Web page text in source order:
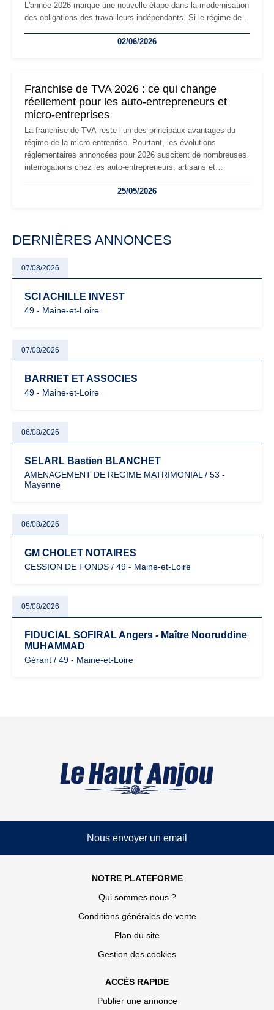
L'année 2026 marque une nouvelle étape dans la modernisation
des obligations des travailleurs indépendants. Si le régime de
les auto-entrepreneurs devront s'adapter à un environnement
02/06/2026
Franchise de TVA 2026 : ce qui change
réellement pour les auto-entrepreneurs et
micro-entreprises
La franchise de TVA reste l’un des principaux avantages du
régime de la micro-entreprise. Pourtant, les évolutions
réglementaires annoncées pour 2026 suscitent de nombreuses
interrogations chez les auto-entrepreneurs, artisans et
facturation ou risque de bascule vers la TVA : les règles
25/05/2026
DERNIÈRES ANNONCES
07/08/2026
SCI ACHILLE INVEST
49 - Maine-et-Loire
07/08/2026
BARRIET ET ASSOCIES
49 - Maine-et-Loire
06/08/2026
SELARL Bastien BLANCHET
AMENAGEMENT DE REGIME MATRIMONIAL / 53 -
Mayenne
06/08/2026
GM CHOLET NOTAIRES
CESSION DE FONDS / 49 - Maine-et-Loire
05/08/2026
FIDUCIAL SOFIRAL Angers - Maître Nooruddine
MUHAMMAD
Gérant / 49 - Maine-et-Loire
Nous envoyer un email
NOTRE PLATEFORME
Qui sommes nous ?
Conditions générales de vente
Plan du site
Gestion des cookies
ACCÈS RAPIDE
Publier une annonce